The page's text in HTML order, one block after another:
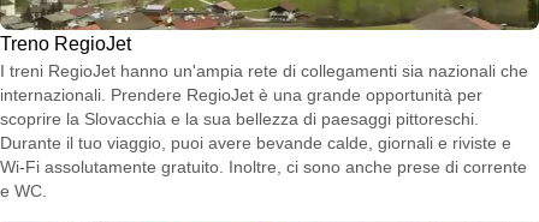
Treno RegioJet
I treni RegioJet hanno un'ampia rete di collegamenti sia nazionali che
internazionali. Prendere RegioJet è una grande opportunità per
scoprire la Slovacchia e la sua bellezza di paesaggi pittoreschi.
Durante il tuo viaggio, puoi avere bevande calde, giornali e riviste e
Wi-Fi assolutamente gratuito. Inoltre, ci sono anche prese di corrente
e WC.